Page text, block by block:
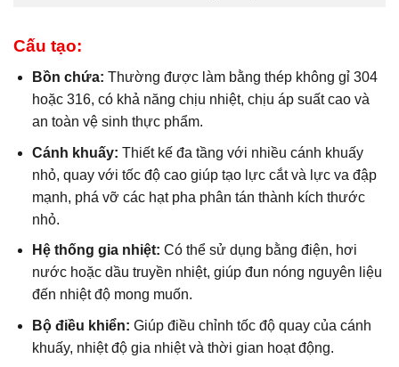
Cấu tạo:
Bồn chứa: Thường được làm bằng thép không gỉ 304
hoặc 316, có khả năng chịu nhiệt, chịu áp suất cao và
an toàn vệ sinh thực phẩm.
Cánh khuấy: Thiết kế đa tầng với nhiều cánh khuấy
nhỏ, quay với tốc độ cao giúp tạo lực cắt và lực va đập
mạnh, phá vỡ các hạt pha phân tán thành kích thước
nhỏ.
Hệ thống gia nhiệt: Có thể sử dụng bằng điện, hơi
nước hoặc dầu truyền nhiệt, giúp đun nóng nguyên liệu
đến nhiệt độ mong muốn.
Bộ điều khiển: Giúp điều chỉnh tốc độ quay của cánh
khuấy, nhiệt độ gia nhiệt và thời gian hoạt động.